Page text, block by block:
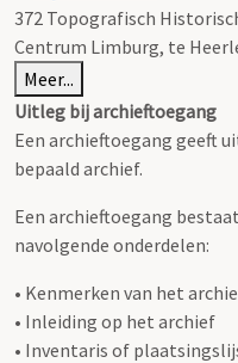
372 Topografisch
Centrum Limburg, te
Meer...
Uitleg bij archieftoegang
Een archieftoegang geeft
bepaald archief.
Een archieftoegang
navolgende onderdelen:
• Kenmerken van het
• Inleiding op het archief
• Inventaris of